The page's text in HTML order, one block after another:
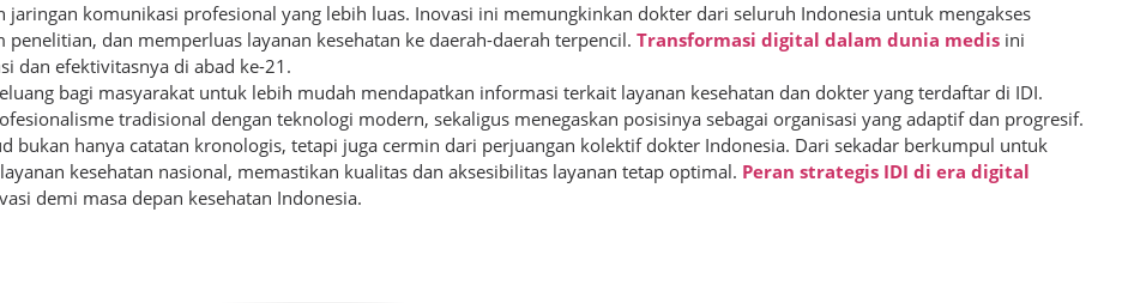
komunikasi profesional yang lebih luas. Inovasi ini memungkinkan dokter dari seluruh Indonesia untuk mengakses
dan memperluas layanan kesehatan ke daerah-daerah terpencil. Transformasi digital dalam dunia medis ini
dan efektivitasnya di abad ke-21.
bagi masyarakat untuk lebih mudah mendapatkan informasi terkait layanan kesehatan dan dokter yang terdaftar di IDI.
tradisional dengan teknologi modern, sekaligus menegaskan posisinya sebagai organisasi yang adaptif dan progresif.
bukan hanya catatan kronologis, tetapi juga cermin dari perjuangan kolektif dokter Indonesia. Dari sekadar berkumpul untuk
kesehatan nasional, memastikan kualitas dan aksesibilitas layanan tetap optimal. Peran strategis IDI di era digital
demi masa depan kesehatan Indonesia.